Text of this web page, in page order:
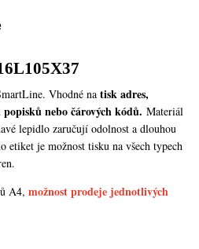
Vhodné natisk adres,
nebo čárových kódů. Materiál
lepidlo zaručují odolnost a dlouhou
etiket je možnost tisku na všech typech
A4,možnost prodeje jednotlivých